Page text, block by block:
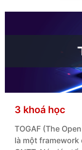
3 khoá học
TOGAF (The
là một